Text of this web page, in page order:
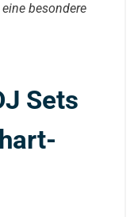
besondere
Sets